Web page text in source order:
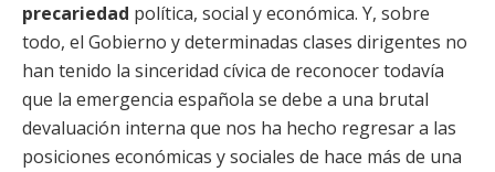
precariedad política, social y económica. Y, sobre
todo, el Gobierno y determinadas clases dirigentes no
han tenido la sinceridad cívica de reconocer todavía
que la emergencia española se debe a una brutal
devaluación interna que nos ha hecho regresar a las
posiciones económicas y sociales de hace más de una